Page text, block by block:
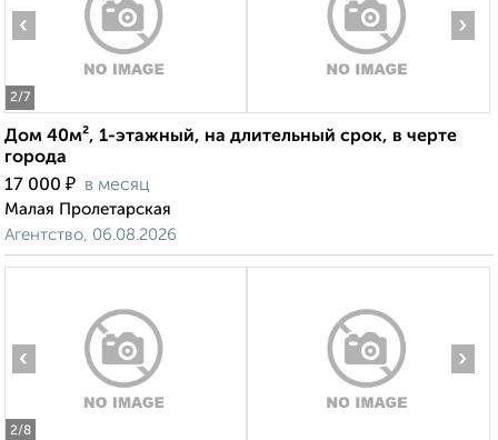
2/7
‹ ›
Дом 40м², 1-этажный, на длительный срок, в черте
города
17 000 ₽ в месяц
Малая Пролетарская
Агентство, 06.08.2026
2/8
‹ ›